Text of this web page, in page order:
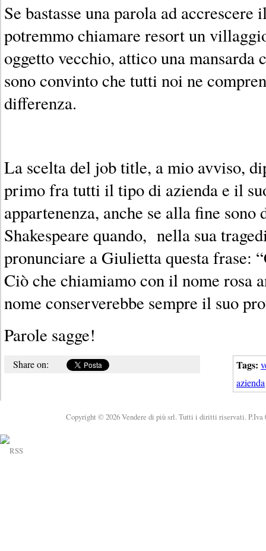
Se bastasse una parola ad accrescere
potremmo chiamare resort un
oggetto vecchio, attico una mansarda
sono convinto che tutti noi ne
differenza.
La scelta del job title, a mio avviso,
primo fra tutti il tipo di azienda e il
appartenenza, anche se alla fine sono
Shakespeare quando, nella sua
pronunciare a Giulietta questa frase:
Ciò che chiamiamo con il nome rosa
nome conserverebbe sempre il suo
Parole sagge!
Tags:
azienda
Share on:
Copyright © 2026 Vendere di più srl. Tutti i diritti riservati. P.Iva